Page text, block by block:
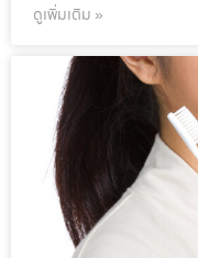
ดูเพิ่มเติม »